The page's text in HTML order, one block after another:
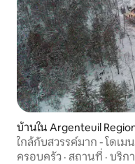
บ้านใน Argenteuil
ใกล้กับสวรรค์มาก - โดเม
ครอบครัว · สถานที่ · บริก